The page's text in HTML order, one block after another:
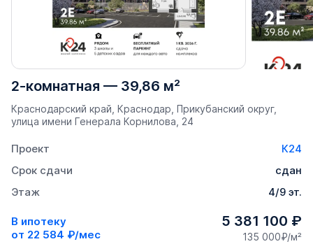
2-комнатная — 39,86 м²
Краснодарский край, Краснодар, Прикубанский округ,
улица имени Генерала Корнилова, 24
Проект
К24
Срок сдачи
сдан
Этаж
4/9 эт.
В ипотеку
от 22 584 ₽/мес
5 381 100 ₽
135 000₽/м²